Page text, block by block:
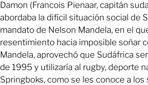
Damon (Francois Pienaar, capitán
abordaba la difícil situación social de
mandato de Nelson Mandela, en el
resentimiento hacia imposible soñar
Mandela, aprovechó que Sudáfrica
de 1995 y utilizaría al rugby, deporte
Springboks, como se les conoce a